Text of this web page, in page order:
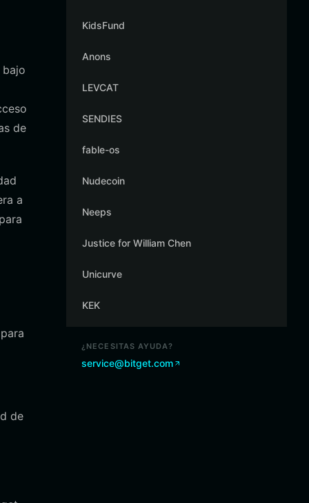
bajo
de
a
de
KidsFund
Anons
LEVCAT
SENDIES
fable-os
Nudecoin
Neeps
Justice for William Chen
Unicurve
KEK
¿NECESITAS AYUDA?
service@bitget.com